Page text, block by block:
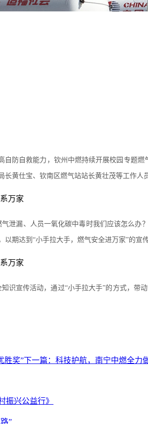
防自救能力，钦州中燃持续开展校园专题
黄仕宝、钦南区燃气站站长黄壮茂等工作人
泄漏、人员一氧化碳中毒时我们应该怎么
期达到“小手拉大手，燃气安全进万家”的宣
识宣传活动，通过“小手拉大手”的方式，
胜奖”下一篇： 科技护航，南宁中燃全力
兴公益行》
”